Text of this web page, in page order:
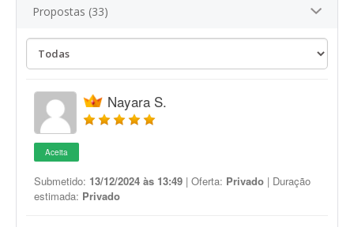
Propostas (33)
Nayara S.
Aceita
Submetido: 13/12/2024 às 13:49 | Oferta: Privado | Duração
estimada: Privado